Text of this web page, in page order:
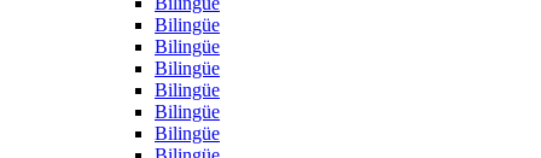
Bilingüe
Bilingüe
Bilingüe
Bilingüe
Bilingüe
Bilingüe